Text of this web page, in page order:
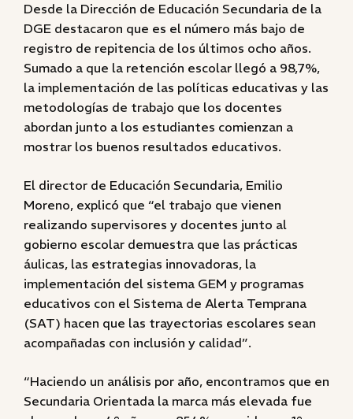
Desde la Dirección de Educación Secundaria de la
DGE destacaron que es el número más bajo de
registro de repitencia de los últimos ocho años.
Sumado a que la retención escolar llegó a 98,7%,
la implementación de las políticas educativas y las
metodologías de trabajo que los docentes
abordan junto a los estudiantes comienzan a
mostrar los buenos resultados educativos.
El director de Educación Secundaria, Emilio
Moreno, explicó que “el trabajo que vienen
realizando supervisores y docentes junto al
gobierno escolar demuestra que las prácticas
áulicas, las estrategias innovadoras, la
implementación del sistema GEM y programas
educativos con el Sistema de Alerta Temprana
(SAT) hacen que las trayectorias escolares sean
acompañadas con inclusión y calidad”.
“Haciendo un análisis por año, encontramos que en
Secundaria Orientada la marca más elevada fue